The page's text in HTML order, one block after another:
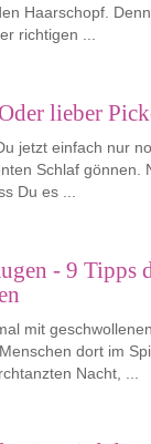
Haarschopf.
richtigen ...
lieber
jetzt einfach nur
Schlaf
Du es ...
- 9 Tipps
mit
dort im
Nacht, ...